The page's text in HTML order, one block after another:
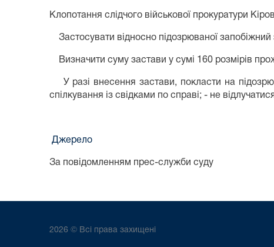
Клопотання слідчого військової прокуратури
Застосувати відносно підозрюваної запобіжний
Визначити суму застави у сумі 160 розмірів
У разі внесення застави, покласти на
спілкування із свідками по справі; - не
Джерело
За повідомленням прес-служби суду
2026 © Всі права захищені